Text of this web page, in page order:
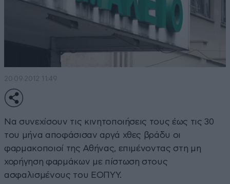
20·09·2012 11:49
Να συνεχίσουν τις κινητοποιήσεις τους έως τις 30
του μήνα αποφάσισαν αργά χθες βράδυ οι
φαρμακοποιοί της Αθήνας, επιμένοντας στη μη
χορήγηση φαρμάκων με πίστωση στους
ασφαλισμένους του ΕΟΠΥΥ.